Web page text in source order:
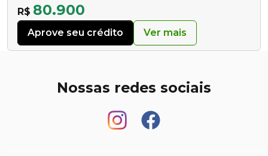
R$ 80.900
Aprove seu crédito Ver mais
Nossas redes sociais